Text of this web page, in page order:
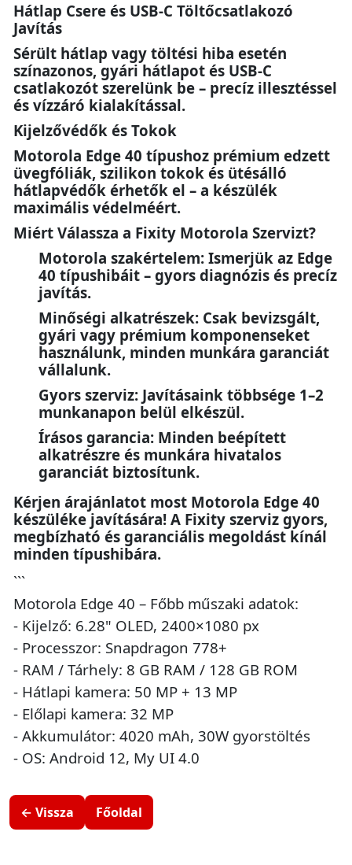
Hátlap Csere és USB-C Töltőcsatlakozó
Javítás
Sérült hátlap vagy töltési hiba esetén
színazonos, gyári hátlapot és USB-C
csatlakozót szerelünk be – precíz illesztéssel
és vízzáró kialakítással.
Kijelzővédők és Tokok
Motorola Edge 40 típushoz prémium edzett
üvegfóliák, szilikon tokok és ütésálló
hátlapvédők érhetők el – a készülék
maximális védelméért.
Miért Válassza a Fixity Motorola Szervizt?
Motorola szakértelem: Ismerjük az Edge
40 típushibáit – gyors diagnózis és precíz
javítás.
Minőségi alkatrészek: Csak bevizsgált,
gyári vagy prémium komponenseket
használunk, minden munkára garanciát
vállalunk.
Gyors szerviz: Javításaink többsége 1–2
munkanapon belül elkészül.
Írásos garancia: Minden beépített
alkatrészre és munkára hivatalos
garanciát biztosítunk.
Kérjen árajánlatot most Motorola Edge 40
készüléke javítására! A Fixity szerviz gyors,
megbízható és garanciális megoldást kínál
minden típushibára.
```
Motorola Edge 40 – Főbb műszaki adatok:
- Kijelző: 6.28" OLED, 2400×1080 px
- Processzor: Snapdragon 778+
- RAM / Tárhely: 8 GB RAM / 128 GB ROM
- Hátlapi kamera: 50 MP + 13 MP
- Előlapi kamera: 32 MP
- Akkumulátor: 4020 mAh, 30W gyorstöltés
- OS: Android 12, My UI 4.0
← Vissza Főoldal